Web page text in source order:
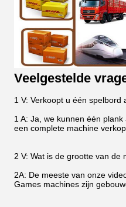
Veelgestelde
1 V: Verkoopt u één spelbord
1 A: Ja, we kunnen één
een complete machine
2 V: Wat is de grootte van de
2A: De meeste van onze
Games machines zijn